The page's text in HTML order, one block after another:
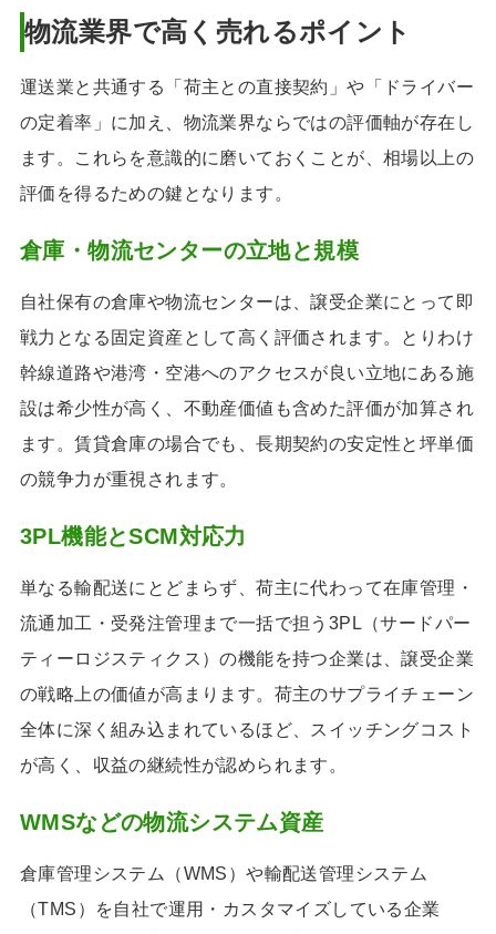
物流業界で高く売れるポイント
運送業と共通する「荷主との直接契約」や「ドライバー
の定着率」に加え、物流業界ならではの評価軸が存在し
ます。これらを意識的に磨いておくことが、相場以上の
評価を得るための鍵となります。
倉庫・物流センターの立地と規模
自社保有の倉庫や物流センターは、譲受企業にとって即
戦力となる固定資産として高く評価されます。とりわけ
幹線道路や港湾・空港へのアクセスが良い立地にある施
設は希少性が高く、不動産価値も含めた評価が加算され
ます。賃貸倉庫の場合でも、長期契約の安定性と坪単価
の競争力が重視されます。
3PL機能とSCM対応力
単なる輸配送にとどまらず、荷主に代わって在庫管理・
流通加工・受発注管理まで一括で担う3PL（サードパー
ティーロジスティクス）の機能を持つ企業は、譲受企業
の戦略上の価値が高まります。荷主のサプライチェーン
全体に深く組み込まれているほど、スイッチングコスト
が高く、収益の継続性が認められます。
WMSなどの物流システム資産
倉庫管理システム（WMS）や輸配送管理システム
（TMS）を自社で運用・カスタマイズしている企業